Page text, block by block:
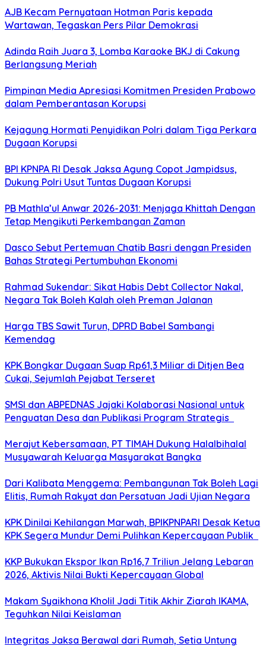
AJB Kecam Pernyataan Hotman Paris kepada
Wartawan, Tegaskan Pers Pilar Demokrasi
Adinda Raih Juara 3, Lomba Karaoke BKJ di Cakung
Berlangsung Meriah
Pimpinan Media Apresiasi Komitmen Presiden Prabowo
dalam Pemberantasan Korupsi
Kejagung Hormati Penyidikan Polri dalam Tiga Perkara
Dugaan Korupsi
BPI KPNPA RI Desak Jaksa Agung Copot Jampidsus,
Dukung Polri Usut Tuntas Dugaan Korupsi
PB Mathla’ul Anwar 2026-2031: Menjaga Khittah Dengan
Tetap Mengikuti Perkembangan Zaman
Dasco Sebut Pertemuan Chatib Basri dengan Presiden
Bahas Strategi Pertumbuhan Ekonomi
Rahmad Sukendar: Sikat Habis Debt Collector Nakal,
Negara Tak Boleh Kalah oleh Preman Jalanan
Harga TBS Sawit Turun, DPRD Babel Sambangi
Kemendag
KPK Bongkar Dugaan Suap Rp61,3 Miliar di Ditjen Bea
Cukai, Sejumlah Pejabat Terseret
SMSI dan ABPEDNAS Jajaki Kolaborasi Nasional untuk
Penguatan Desa dan Publikasi Program Strategis
Merajut Kebersamaan, PT TIMAH Dukung Halalbihalal
Musyawarah Keluarga Masyarakat Bangka
Dari Kalibata Menggema: Pembangunan Tak Boleh Lagi
Elitis, Rumah Rakyat dan Persatuan Jadi Ujian Negara
KPK Dinilai Kehilangan Marwah, BPIKPNPARI Desak Ketua
KPK Segera Mundur Demi Pulihkan Kepercayaan Publik
KKP Bukukan Ekspor Ikan Rp16,7 Triliun Jelang Lebaran
2026, Aktivis Nilai Bukti Kepercayaan Global
Makam Syaikhona Kholil Jadi Titik Akhir Ziarah IKAMA,
Teguhkan Nilai Keislaman
Integritas Jaksa Berawal dari Rumah, Setia Untung